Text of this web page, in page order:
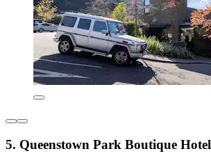
5. Queenstown Park Boutique Hotel